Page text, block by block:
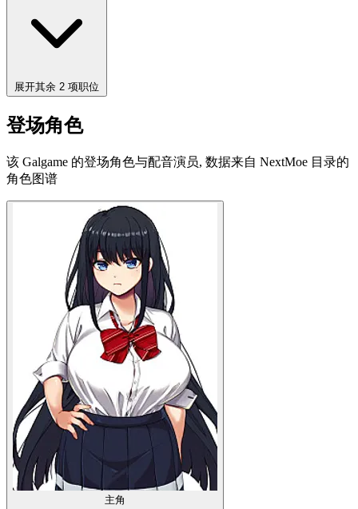
展开其余 2 项职位
登场角色
该 Galgame 的登场角色与配音演员, 数据来自 NextMoe 目录的
角色图谱
主角